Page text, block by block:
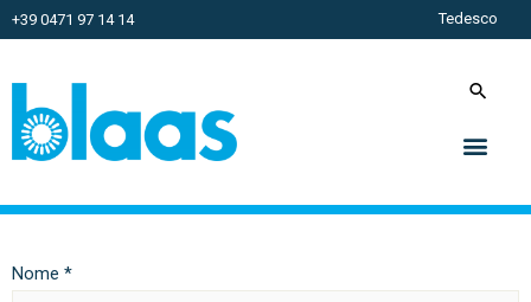
+39 0471 97 14 14 Tedesco
Nome *